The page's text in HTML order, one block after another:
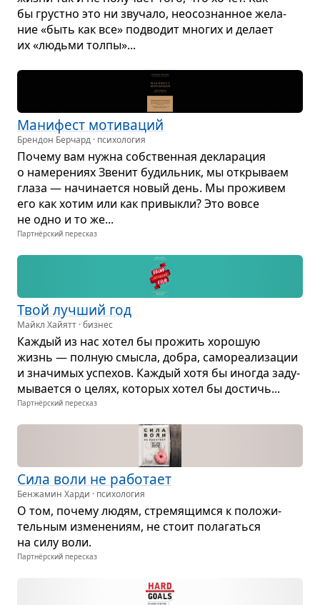
бы грустно это ни зву­чало, неосо­знан­ное жела­
ние «быть как все» под­во­дит мно­гих и делает
их «людьми толпы»...
Мани­фест моти­ва­ций
Брендон Берчард · психология
Почему вам нужна соб­ствен­ная декла­ра­ция
о наме­ре­ниях Зве­нит будиль­ник, мы откры­ваем
глаза — начи­на­ется новый день. Мы про­жи­вем
его как хотим или как при­выкли? Это вовсе
не одно и то же...
Партнёрский пересказ
Твой луч­ший год
Майкл Хайятт · бизнес
Каж­дый из нас хотел бы про­жить хоро­шую
жизнь — пол­ную смысла, добра, само­ре­а­ли­за­ции
и зна­чи­мых успе­хов. Каж­дый хотя бы ино­гда заду­
мы­ва­ется о целях, кото­рых хотел бы достичь...
Партнёрский пересказ
Сила воли не рабо­тает
Бенжамин Харди · психология
О том, почему людям, стре­мя­щимся к поло­жи­
тель­ным изме­не­ниям, не стоит пола­гаться
на силу воли.
Партнёрский пересказ